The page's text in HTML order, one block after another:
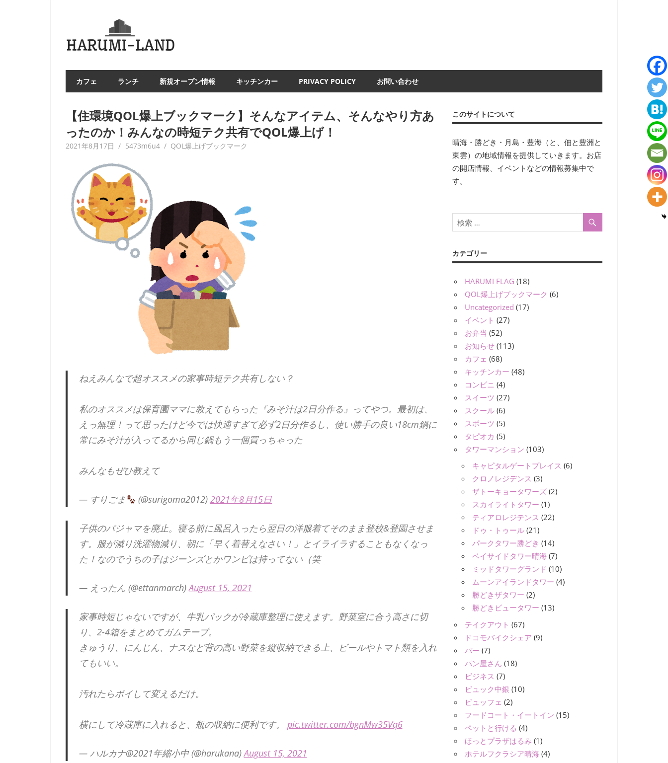
カフェ ランチ 新規オープン情報 キッチンカー PRIVACY POLICY お問い合わせ
【住環境QOL爆上ブックマーク】そんなアイテム、そんなやり方あ
ったのか！みんなの時短テク共有でQOL爆上げ！
2021年8月17日 5473m6u4 QOL爆上げブックマーク
ねえみんなで超オススメの家事時短テク共有しない？
私のオススメは保育園ママに教えてもらった『みそ汁は2日分作る』ってやつ。最初は、
えっ無理！って思ったけど今では快適すぎて必ず2日分作るし、使い勝手の良い18cm鍋に
常にみそ汁が入ってるから同じ鍋もう一個買っちゃった
みんなもぜひ教えて
— すりごま (@surigoma2012) 2021年8月15日
子供のパジャマを廃止。寝る前に風呂入ったら翌日の洋服着てそのまま登校&登園させま
す。服が減り洗濯物減り、朝に「早く着替えなさい！」とイライラすることもなくなっ
た！なのでうちの子はジーンズとかワンピは持ってない（笑
— えったん (@ettanmarch)August 15, 2021
家事時短じゃないですが、牛乳パックが冷蔵庫整理に使えます。野菜室に合う高さに切
り、2-4箱をまとめてガムテープ。
きゅうり、にんじん、ナスなど背の高い野菜を縦収納できる上、ビールやトマト類を入れ
てもいい。
汚れたらポイして変えるだけ。
横にして冷蔵庫に入れると、瓶の収納に便利です。 pic.twitter.com/bgnMw35Vq6
— ハルカナ@2021年縮小中 (@harukana)August 15, 2021
このサイトについて
晴海・勝どき・月島・豊海（と、佃と豊洲と
東雲）の地域情報を提供していきます。お店
の開店情報、イベントなどの情報募集中で
す。
カテゴリー
HARUMI FLAG (18)
QOL爆上げブックマーク (6)
Uncategorized (17)
イベント (27)
お弁当 (52)
お知らせ (113)
カフェ (68)
キッチンカー (48)
コンビニ (4)
スイーツ (27)
スクール (6)
スポーツ (5)
タピオカ (5)
タワーマンション (103)
キャピタルゲートプレイス (6)
クロノレジデンス (3)
ザトーキョータワーズ (2)
スカイライトタワー (1)
ティアロレジテンス (22)
ドゥ・トゥール (21)
パークタワー勝どき (14)
ベイサイドタワー晴海 (7)
ミッドタワーグランド (10)
ムーンアイランドタワー (4)
勝どきザタワー (2)
勝どきビュータワー (13)
テイクアウト (67)
ドコモバイクシェア (9)
バー (7)
パン屋さん (18)
ビジネス (7)
ビュック中銀 (10)
ビュッフェ (2)
フードコート・イートイン (15)
ペットと行ける (4)
ほっとプラザはるみ (1)
ホテルフクラシア晴海 (4)